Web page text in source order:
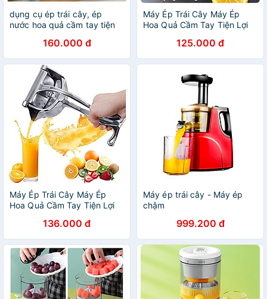
dụng cụ ép trái cây, ép
nước hoa quả cầm tay tiện
160.000 đ
Máy Ép Trái Cây Máy Ép
Hoa Quả Cầm Tay Tiện Lợi
125.000 đ
Máy Ép Trái Cây Máy Ép
Hoa Quả Cầm Tay Tiện Lợi
136.000 đ
Máy ép trái cây - Máy ép
chậm
999.200 đ